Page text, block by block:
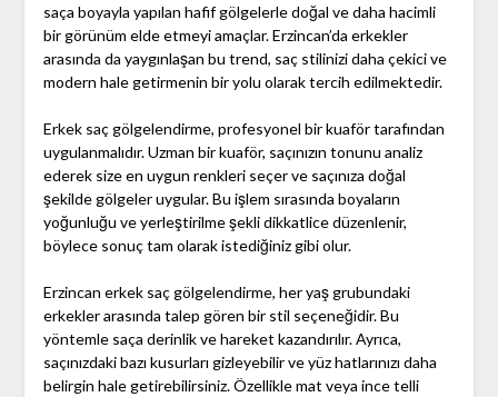
saça boyayla yapılan hafif gölgelerle doğal ve daha hacimli
bir görünüm elde etmeyi amaçlar. Erzincan’da erkekler
arasında da yaygınlaşan bu trend, saç stilinizi daha çekici ve
modern hale getirmenin bir yolu olarak tercih edilmektedir.
Erkek saç gölgelendirme, profesyonel bir kuaför tarafından
uygulanmalıdır. Uzman bir kuaför, saçınızın tonunu analiz
ederek size en uygun renkleri seçer ve saçınıza doğal
şekilde gölgeler uygular. Bu işlem sırasında boyaların
yoğunluğu ve yerleştirilme şekli dikkatlice düzenlenir,
böylece sonuç tam olarak istediğiniz gibi olur.
Erzincan erkek saç gölgelendirme, her yaş grubundaki
erkekler arasında talep gören bir stil seçeneğidir. Bu
yöntemle saça derinlik ve hareket kazandırılır. Ayrıca,
saçınızdaki bazı kusurları gizleyebilir ve yüz hatlarınızı daha
belirgin hale getirebilirsiniz. Özellikle mat veya ince telli